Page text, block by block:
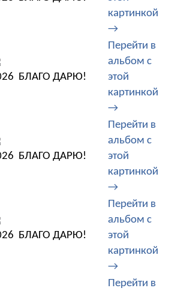
картинкой
→
БЛАГО ДАРЮ!
Перейти в
альбом с
этой
картинкой
→
БЛАГО ДАРЮ!
Перейти в
альбом с
этой
картинкой
→
БЛАГО ДАРЮ!
Перейти в
альбом с
этой
картинкой
→
Перейти в